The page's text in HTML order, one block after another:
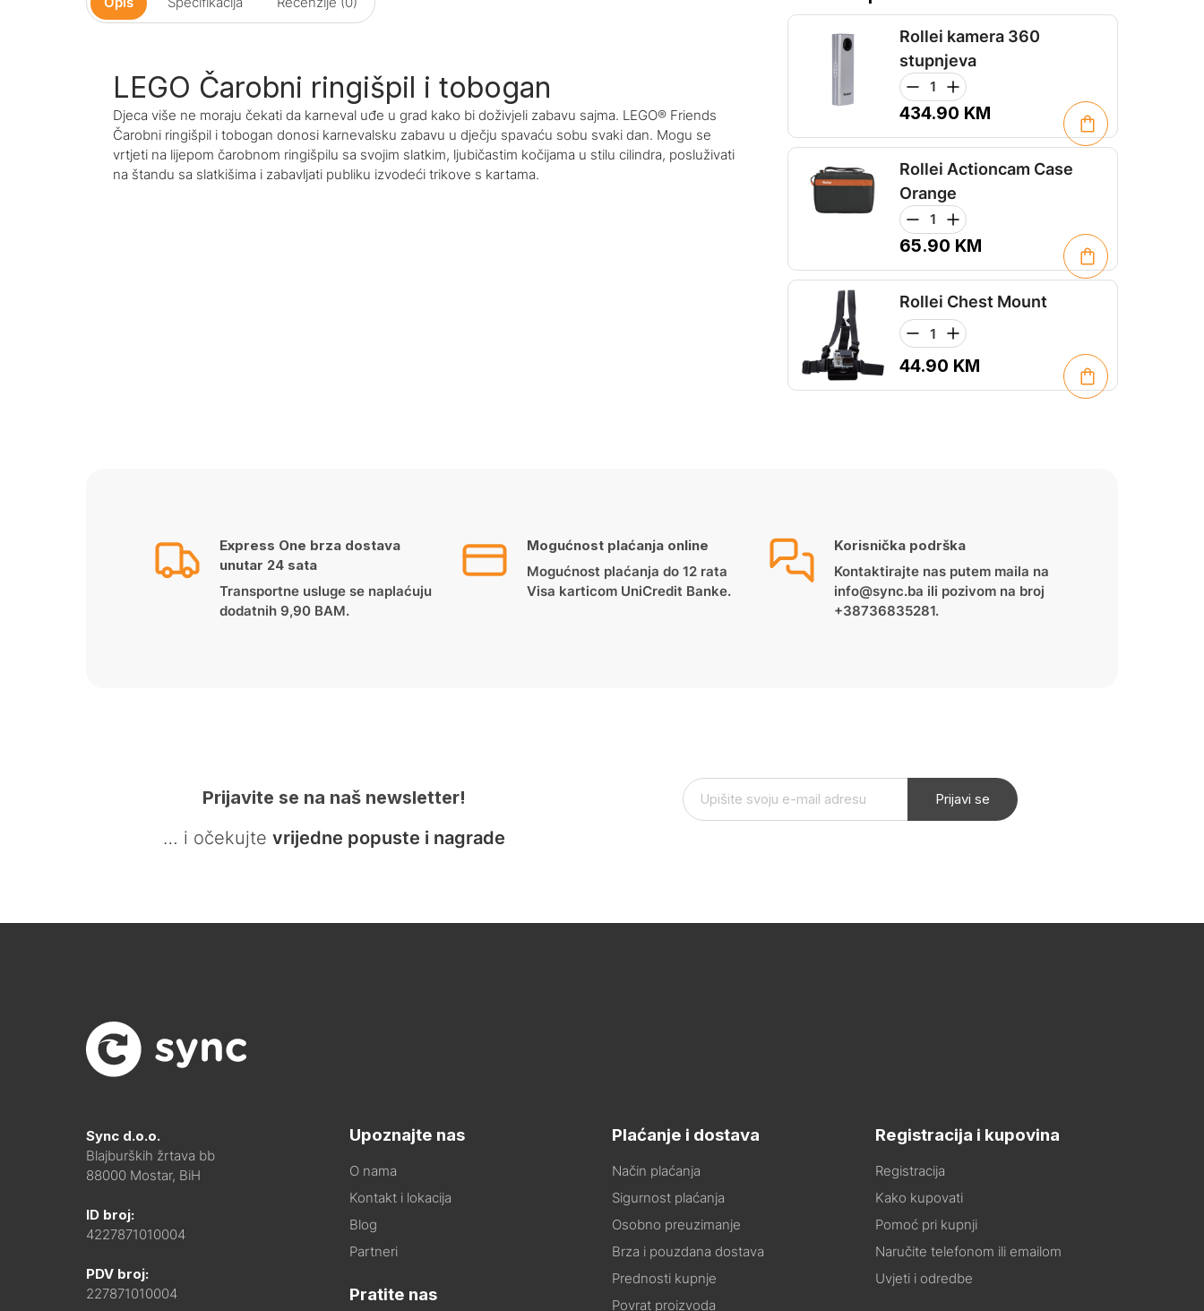
LEGO Čarobni ringišpil i tobogan
Djeca više ne moraju čekati da karneval uđe u grad kako bi doživjeli zabavu sajma. LEGO® Friends
Čarobni ringišpil i tobogan donosi karnevalsku zabavu u dječju spavaću sobu svaki dan. Mogu se
vrtjeti na lijepom čarobnom ringišpilu sa svojim slatkim, ljubičastim kočijama u stilu cilindra, posluživati
na štandu sa slatkišima i zabavljati publiku izvodeći trikove s kartama.
Rollei kamera 360
stupnjeva
434.90 KM
Rollei Actioncam Case
Orange
65.90 KM
Rollei Chest Mount
44.90 KM
Express One brza dostava
unutar 24 sata
Transportne usluge se naplaćuju
dodatnih 9,90 BAM.
Mogućnost plaćanja online
Mogućnost plaćanja do 12 rata
Visa karticom UniCredit Banke.
Korisnička podrška
Kontaktirajte nas putem maila na
info@sync.ba ili pozivom na broj
+38736835281.
Prijavite se na naš newsletter!
… i očekujte vrijedne popuste i nagrade
Prijavi se
Sync d.o.o.
Blajburških žrtava bb
88000 Mostar, BiH
ID broj:
4227871010004
PDV broj:
227871010004
Upoznajte nas
O nama
Kontakt i lokacija
Blog
Partneri
Pratite nas
Plaćanje i dostava
Način plaćanja
Sigurnost plaćanja
Osobno preuzimanje
Brza i pouzdana dostava
Prednosti kupnje
Povrat proizvoda
Registracija i kupovina
Registracija
Kako kupovati
Pomoć pri kupnji
Naručite telefonom ili emailom
Uvjeti i odredbe